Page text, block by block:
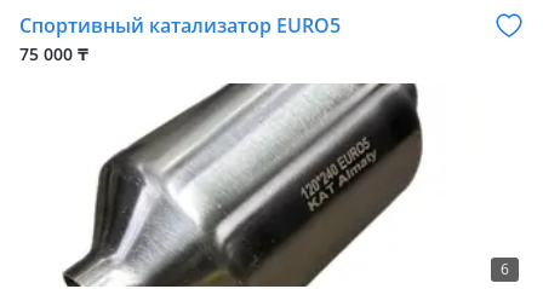
Спортивный катализатор EURO5
75 000 ₸
6